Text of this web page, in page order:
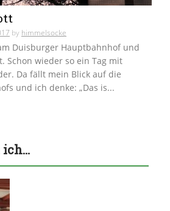
by himmelsocke
Duisburger Hauptbahnhof und
Schon wieder so ein Tag mit
Da fällt mein Blick auf die
und ich denke: „Das is...
ich…